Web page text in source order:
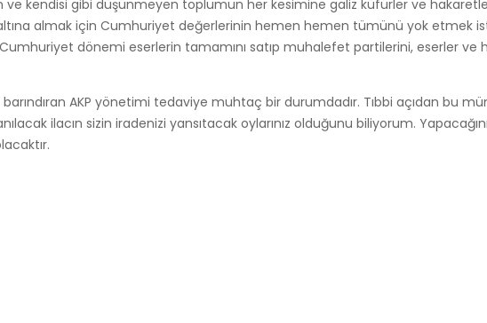
ve kendisi gibi düşünmeyen toplumun her kesimine galiz küfürler ve
almak için Cumhuriyet değerlerinin hemen hemen tümünü yok etmek
Cumhuriyet dönemi eserlerin tamamını satıp muhalefet partilerini, eserler ve
AKP yönetimi tedaviye muhtaç bir durumdadır. Tıbbi açıdan bu
ilacın sizin iradenizi yansıtacak oylarınız olduğunu biliyorum.